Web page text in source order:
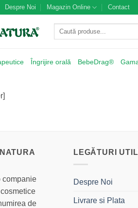
Despre Noi Magazin Online Contact
Caută
Îngrijire orală BebeDrag®
companie
de
LEGĂTURI
Despre Noi
Livrare si Plata